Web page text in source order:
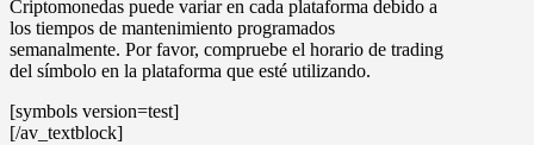
Criptomonedas puede variar en cada plataforma debido a
los tiempos de mantenimiento programados
semanalmente. Por favor, compruebe el horario de trading
del símbolo en la plataforma que esté utilizando.
[symbols version=test]
[/av_textblock]